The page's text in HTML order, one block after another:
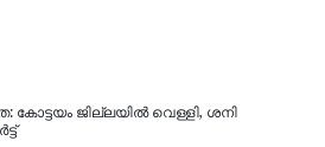
ജില്ലയിൽ വെള്ളി, ശനി